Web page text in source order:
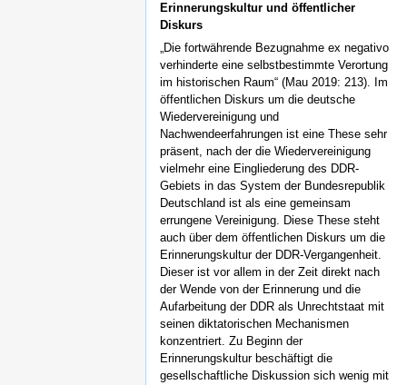
Erinnerungskultur und öffentlicher
Diskurs
„Die fortwährende Bezugnahme ex negativo
verhinderte eine selbstbestimmte Verortung
im historischen Raum“ (Mau 2019: 213). Im
öffentlichen Diskurs um die deutsche
Wiedervereinigung und
Nachwendeerfahrungen ist eine These sehr
präsent, nach der die Wiedervereinigung
vielmehr eine Eingliederung des DDR-
Gebiets in das System der Bundesrepublik
Deutschland ist als eine gemeinsam
errungene Vereinigung. Diese These steht
auch über dem öffentlichen Diskurs um die
Erinnerungskultur der DDR-Vergangenheit.
Dieser ist vor allem in der Zeit direkt nach
der Wende von der Erinnerung und die
Aufarbeitung der DDR als Unrechtstaat mit
seinen diktatorischen Mechanismen
konzentriert. Zu Beginn der
Erinnerungskultur beschäftigt die
gesellschaftliche Diskussion sich wenig mit